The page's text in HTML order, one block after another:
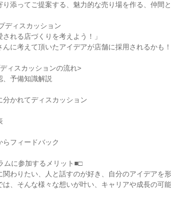
り添ってご提案する、魅力的な売り場を作る、仲間
ディスカッション
される店づくりを考えよう！」
んに考えて頂いたアイデアが店舗に採用されるかも！
ィスカッションの流れ>
、予備知識解説
分かれてディスカッション
らフィードバック
ムに参加するメリット■□
関わりたい、人と話すのが好き、自分のアイデアを
は、そんな様々な想いが叶い、キャリアや成長の可